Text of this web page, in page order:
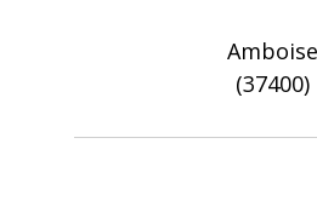
Amboise
(37400)